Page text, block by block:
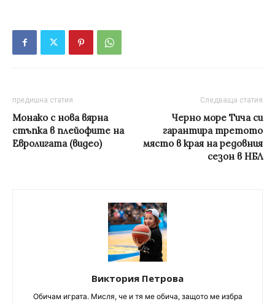
предишна статия
Монако с нова вярна
стъпка в плейофите на
Евролигата (видео)
Следваща статия
Черно море Тича си
гарантира третото
място в края на редовния
сезон в НБЛ
Виктория Петрова
Обичам играта. Мисля, че и тя ме обича, защото ме избра